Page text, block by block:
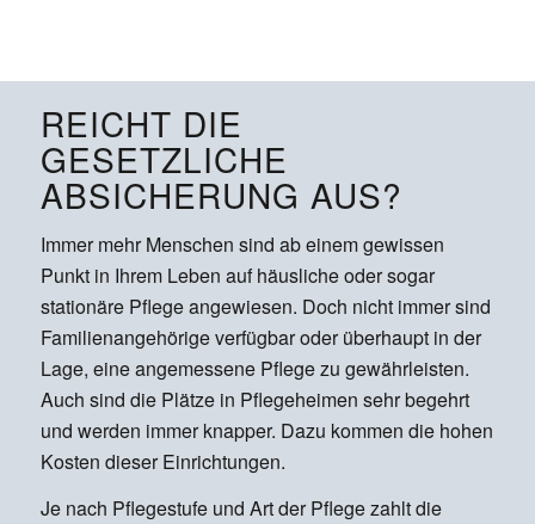
REICHT DIE
GESETZLICHE
ABSICHERUNG AUS?
Immer mehr Menschen sind ab einem gewissen
Punkt in Ihrem Leben auf häusliche oder sogar
stationäre Pflege angewiesen. Doch nicht immer sind
Familienangehörige verfügbar oder überhaupt in der
Lage, eine angemessene Pflege zu gewährleisten.
Auch sind die Plätze in Pflegeheimen sehr begehrt
und werden immer knapper. Dazu kommen die hohen
Kosten dieser Einrichtungen.
Je nach Pflegestufe und Art der Pflege zahlt die